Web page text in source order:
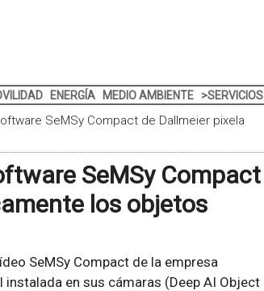
ENERGÍA MEDIO AMBIENTE >SERVICIOS
SeMSy Compact de Dallmeier pixela
SeMSy Compact
los objetos
SeMSy Compact de la empresa
en sus cámaras (Deep AI Object